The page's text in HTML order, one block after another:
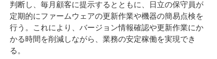
判断し、毎月顧客に提示するとともに、日立の保守員が
定期的にファームウェアの更新作業や機器の簡易点検を
行う。これにより、バージョン情報確認や更新作業にか
かる時間を削減しながら、業務の安定稼働を実現でき
る。